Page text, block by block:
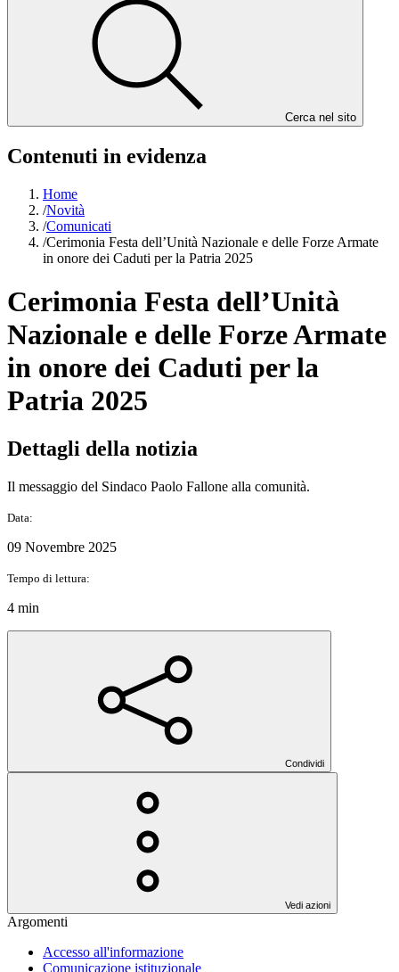
Cerca nel sito
Contenuti in evidenza
Home
/Novità
/Comunicati
/Cerimonia Festa dell’Unità Nazionale e delle Forze Armate
in onore dei Caduti per la Patria 2025
Cerimonia Festa dell’Unità
Nazionale e delle Forze Armate
in onore dei Caduti per la
Patria 2025
Dettagli della notizia
Il messaggio del Sindaco Paolo Fallone alla comunità.
Data:
09 Novembre 2025
Tempo di lettura:
4 min
Condividi
Vedi azioni
Argomenti
Accesso all'informazione
Comunicazione istituzionale